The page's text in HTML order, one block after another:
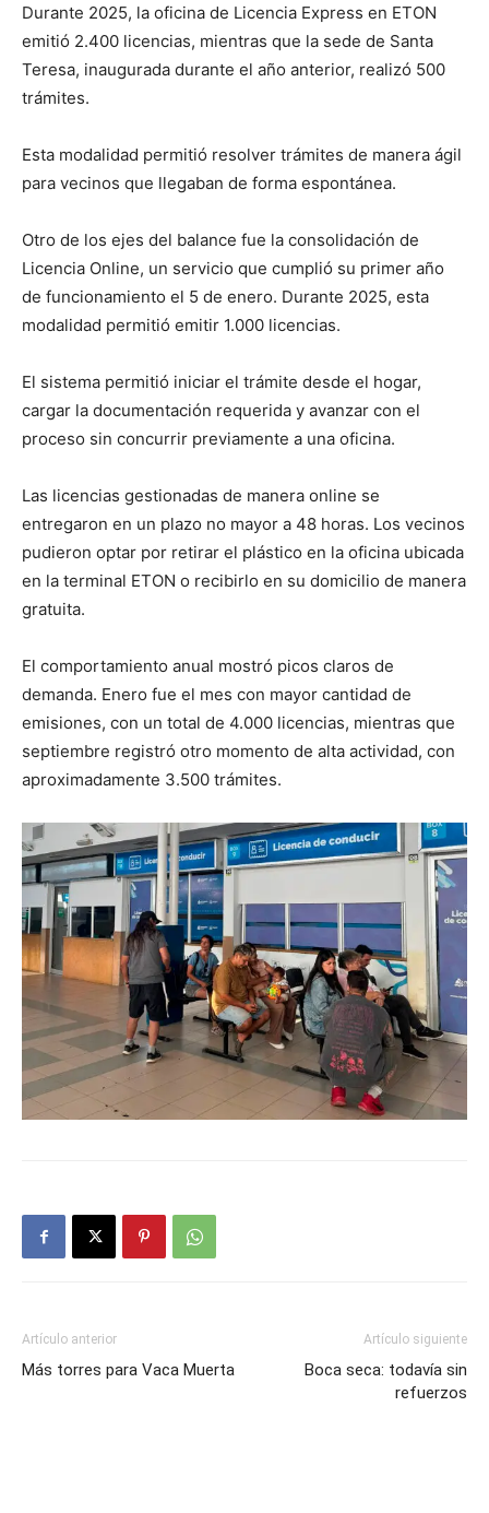
Durante 2025, la oficina de Licencia Express en ETON
emitió 2.400 licencias, mientras que la sede de Santa
Teresa, inaugurada durante el año anterior, realizó 500
trámites.
Esta modalidad permitió resolver trámites de manera ágil
para vecinos que llegaban de forma espontánea.
Otro de los ejes del balance fue la consolidación de
Licencia Online, un servicio que cumplió su primer año
de funcionamiento el 5 de enero. Durante 2025, esta
modalidad permitió emitir 1.000 licencias.
El sistema permitió iniciar el trámite desde el hogar,
cargar la documentación requerida y avanzar con el
proceso sin concurrir previamente a una oficina.
Las licencias gestionadas de manera online se
entregaron en un plazo no mayor a 48 horas. Los vecinos
pudieron optar por retirar el plástico en la oficina ubicada
en la terminal ETON o recibirlo en su domicilio de manera
gratuita.
El comportamiento anual mostró picos claros de
demanda. Enero fue el mes con mayor cantidad de
emisiones, con un total de 4.000 licencias, mientras que
septiembre registró otro momento de alta actividad, con
aproximadamente 3.500 trámites.
Artículo anterior
Más torres para Vaca Muerta
Artículo siguiente
Boca seca: todavía sin
refuerzos